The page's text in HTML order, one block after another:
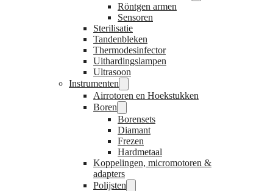
Röntgen armen
Sensoren
Sterilisatie
Tandenbleken
Thermodesinfector
Uithardingslampen
Ultrasoon
Instrumenten
Airrotoren en Hoekstukken
Boren
Borensets
Diamant
Frezen
Hardmetaal
Koppelingen, micromotoren &
adapters
Polijsten